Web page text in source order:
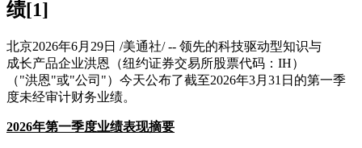
绩[1]
北京2026年6月29日 /美通社/ -- 领先的科技驱动型知识与
成长产品企业洪恩（纽约证券交易所股票代码：IH）
（"洪恩"或"公司"）今天公布了截至2026年3月31日的第一季
度未经审计财务业绩。
2026年第一季度业绩表现摘要